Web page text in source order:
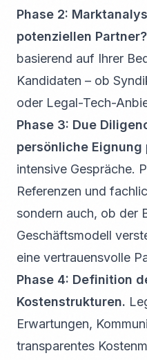
Phase 2:
potenziellen Partner?
basierend auf Ihrer
Kandidaten – ob
oder Legal-Tech-
Phase 3: Due
persönliche Eignung
intensive Gespräche.
Referenzen und
sondern auch, ob der
Geschäftsmodell
eine vertrauensvolle
Phase 4: Definition
Kostenstrukturen.
Erwartungen,
transparentes